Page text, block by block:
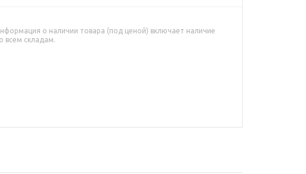
о наличии товара (под ценой) включает наличие
всем складам.